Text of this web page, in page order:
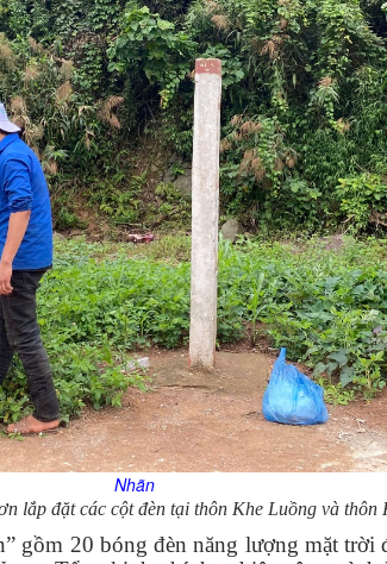
Nhãn
lắp đặt các cột đèn tại thôn Khe Luồng và thôn
gồm 20 bóng đèn năng lượng mặt trời